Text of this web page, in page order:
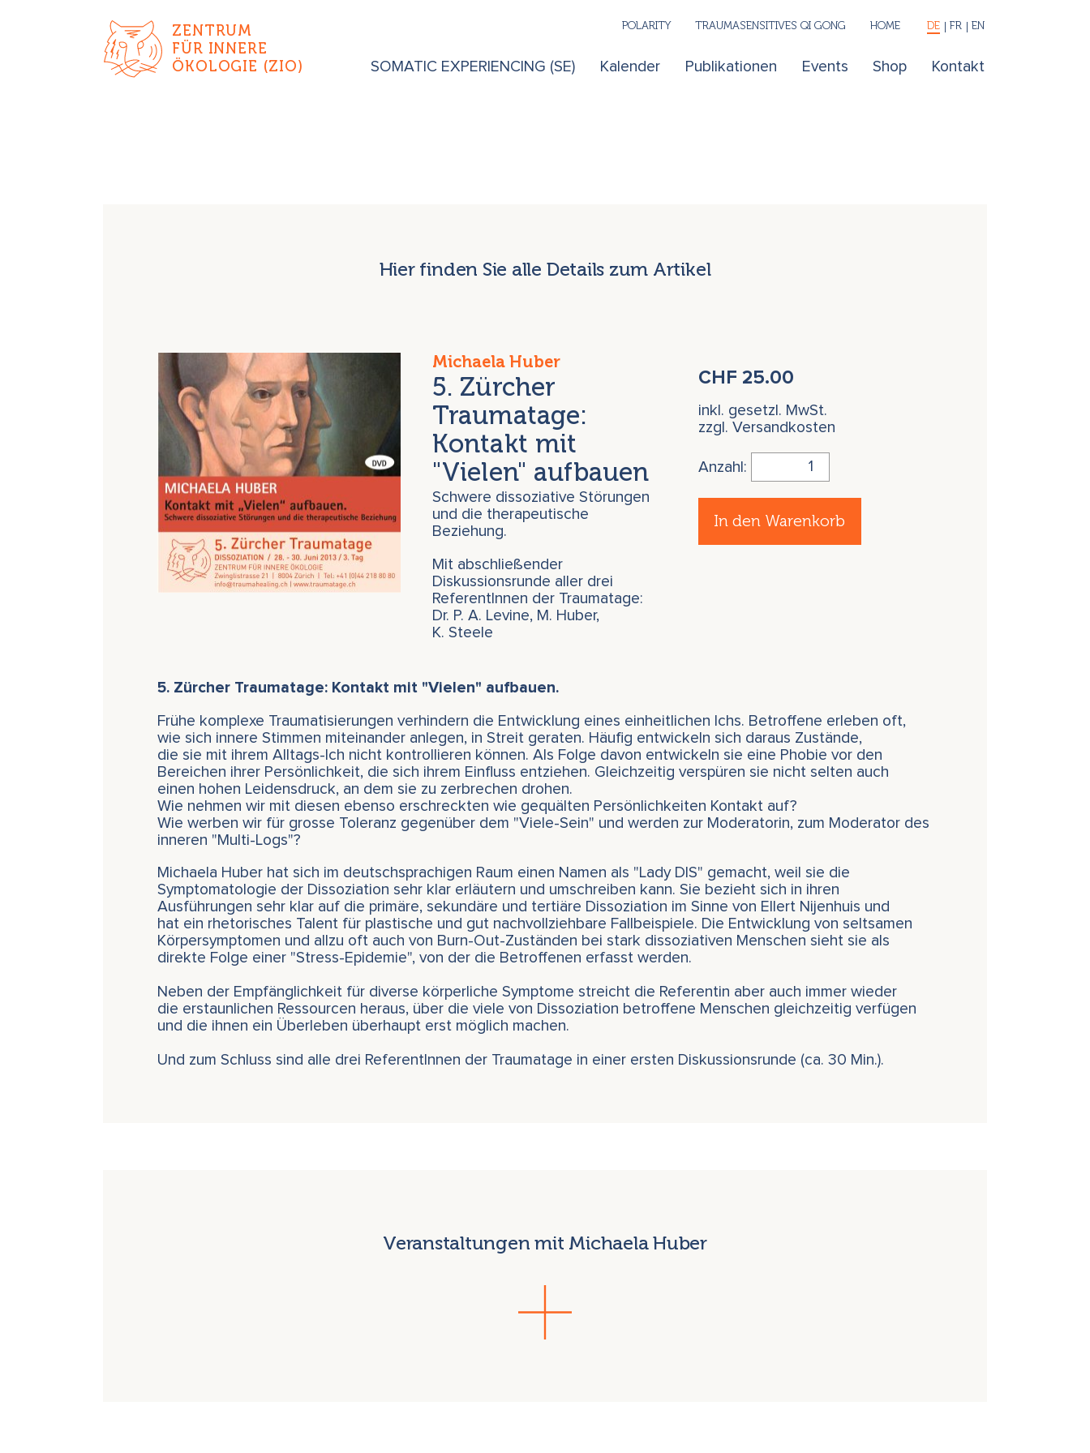
ZENTRUM
FÜR INNERE
ÖKOLOGIE (ZIO)
SOMATIC EXPERIENCING (SE) Kalender Publikationen Events Shop Kontakt
POLARITY TRAUMASENSITIVES QI GONG HOME DE FR EN
Hier finden Sie alle Details zum Artikel
Michaela Huber
5. Zürcher
Traumatage:
Kontakt mit
"Vielen" aufbauen
Schwere dissoziative Störungen
und die therapeutische
Beziehung.
Mit abschließender
Diskussionsrunde aller drei
ReferentInnen der Traumatage:
Dr. P. A. Levine, M. Huber,
K. Steele
CHF 25.00
inkl. gesetzl. MwSt.
zzgl. Versandkosten
Anzahl:
In den Warenkorb
5. Zürcher Traumatage: Kontakt mit "Vielen" aufbauen.
Frühe komplexe Traumatisierungen verhindern die Entwicklung eines einheitlichen Ichs. Betroffene erleben oft,
wie sich innere Stimmen miteinander anlegen, in Streit geraten. Häufig entwickeln sich daraus Zustände,
die sie mit ihrem Alltags-Ich nicht kontrollieren können. Als Folge davon entwickeln sie eine Phobie vor den
Bereichen ihrer Persönlichkeit, die sich ihrem Einfluss entziehen. Gleichzeitig verspüren sie nicht selten auch
einen hohen Leidensdruck, an dem sie zu zerbrechen drohen.
Wie nehmen wir mit diesen ebenso erschreckten wie gequälten Persönlichkeiten Kontakt auf?
Wie werben wir für grosse Toleranz gegenüber dem "Viele-Sein" und werden zur Moderatorin, zum Moderator des
inneren "Multi-Logs"?
Michaela Huber hat sich im deutschsprachigen Raum einen Namen als "Lady DIS" gemacht, weil sie die
Symptomatologie der Dissoziation sehr klar erläutern und umschreiben kann. Sie bezieht sich in ihren
Ausführungen sehr klar auf die primäre, sekundäre und tertiäre Dissoziation im Sinne von Ellert Nijenhuis und
hat ein rhetorisches Talent für plastische und gut nachvollziehbare Fallbeispiele. Die Entwicklung von seltsamen
Körpersymptomen und allzu oft auch von Burn-Out-Zuständen bei stark dissoziativen Menschen sieht sie als
direkte Folge einer "Stress-Epidemie", von der die Betroffenen erfasst werden.
Neben der Empfänglichkeit für diverse körperliche Symptome streicht die Referentin aber auch immer wieder
die erstaunlichen Ressourcen heraus, über die viele von Dissoziation betroffene Menschen gleichzeitig verfügen
und die ihnen ein Überleben überhaupt erst möglich machen.
Und zum Schluss sind alle drei ReferentInnen der Traumatage in einer ersten Diskussionsrunde (ca. 30 Min.).
Veranstaltungen mit Michaela Huber